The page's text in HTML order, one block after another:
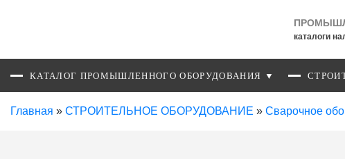
каталоги
КАТАЛОГ ПРОМЫШЛЕННОГО ОБОРУДОВАНИЯ ▼
Главная » СТРОИТЕЛЬНОЕ ОБОРУДОВАНИЕ » Сварочное